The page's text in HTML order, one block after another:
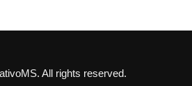
All rights reserved.